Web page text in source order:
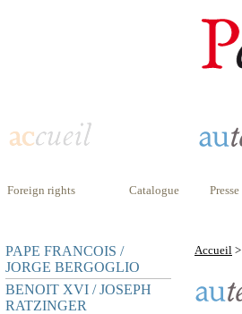
Foreign rights Catalogue Presse
PAPE FRANCOIS /
JORGE BERGOGLIO
BENOIT XVI / JOSEPH
RATZINGER
Accueil >